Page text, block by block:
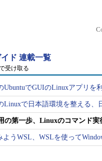
ド 連載一覧
受け取る
UbuntuでGUIのLinuxアプリを
Linuxで日本語環境を整える、
の第一歩、Linuxのコマンド実
ようWSL、WSLを使って